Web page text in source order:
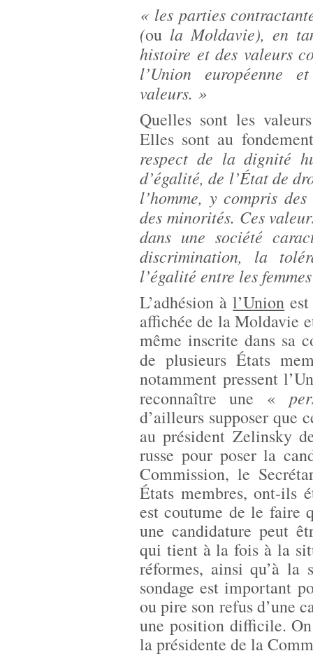
« les parties
(ou la Moldavie), en
histoire et des valeurs
l’Union européenne
valeurs. »
Quelles sont les
Elles sont au
respect de la dignité
d’égalité, de l’État de
l’homme, y compris
des minorités. Ces
dans une société
discrimination, la
l’égalité entre les
L’adhésion àl’Union
affichée de la Moldavie
même inscrite dans sa
de plusieurs États
notamment pressent
reconnaître une «
d’ailleurs supposer que
au président Zelinsky
russe pour poser la
Commission, le
États membres, ont-ils
est coutume de le faire
une candidature peut
qui tient à la fois à la
réformes, ainsi qu’à la
sondage est important
ou pire son refus d’une
une position difficile.
la présidente de la